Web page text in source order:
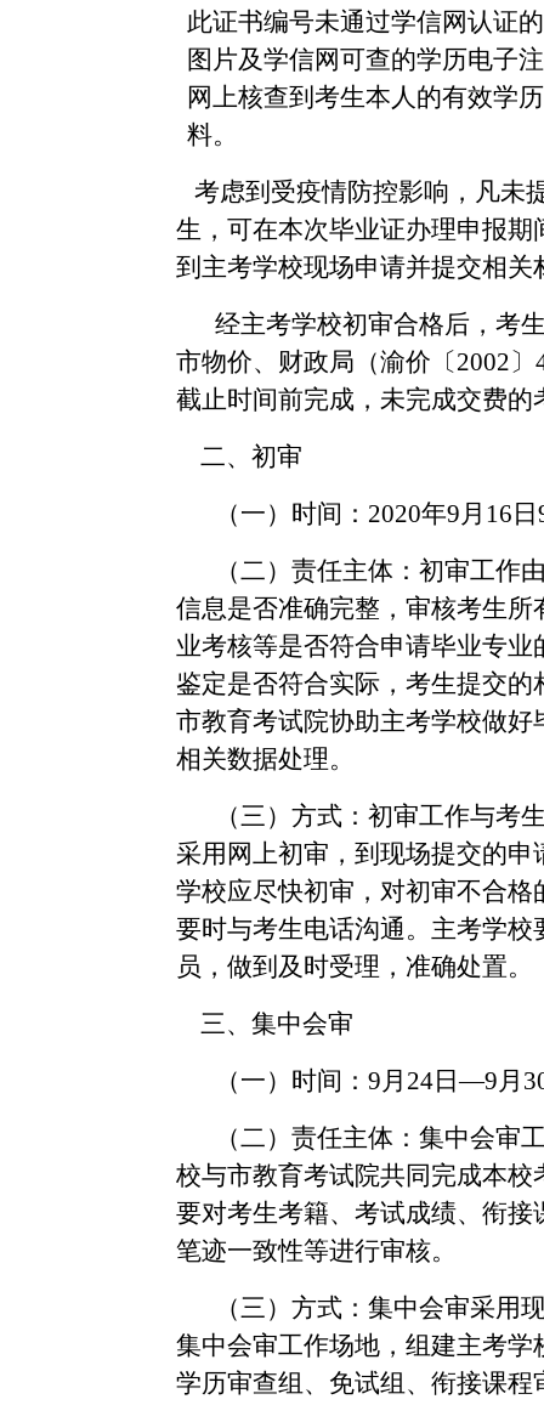
此证书编号未通过学信网认证
图片及学信网可查的学历电子
网上核查到考生本人的有效学
料。
考虑到受疫情防控影响，凡未
生，可在本次毕业证办理申报
到主考学校现场申请并提交相关
经主考学校初审合格后，考
市物价、财政局（渝价〔2002
截止时间前完成，未完成交费的
二、初审
（一）时间： 2020年9月16
（二）责任主体：初审工作
信息是否准确完整，审核考生
业考核等是否符合申请毕业专
鉴定是否符合实际，考生提交
市教育考试院协助主考学校做
相关数据处理。
（三）方式：初审工作与考
采用网上初审，到现场提交的
学校应尽快初审，对初审不合
要时与考生电话沟通。主考学
员，做到及时受理，准确处置。
三、集中会审
（一）时间： 9月24日—9月
（二）责任主体：集中会审
校与市教育考试院共同完成本
要对考生考籍、考试成绩、衔
笔迹一致性等进行审核。
（三）方式：集中会审采用
集中会审工作场地，组建主考
学历审查组、免试组、衔接课